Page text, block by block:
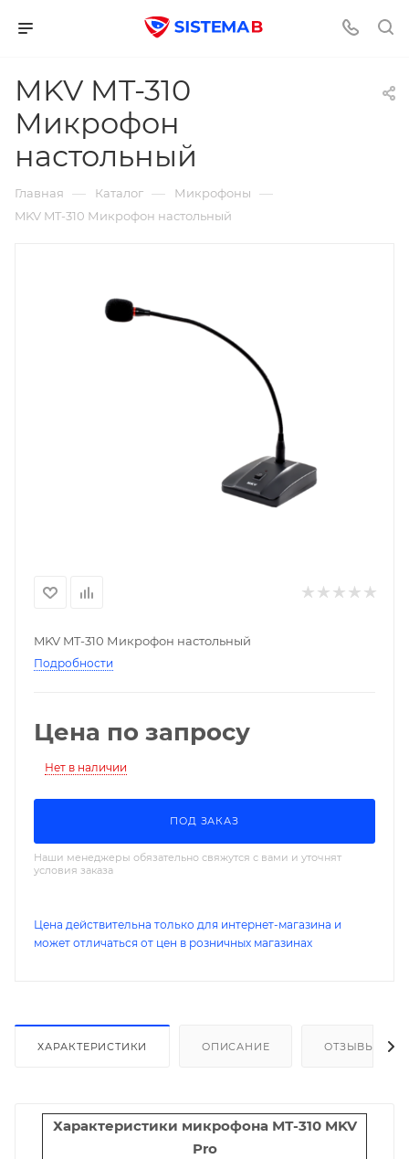
MKV MT-310
Микрофон
настольный
Главная — Каталог — Микрофоны —
MKV MT-310 Микрофон настольный
MKV MT-310 Микрофон настольный
Подробности
Цена по запросу
Нет в наличии
ПОД ЗАКАЗ
Наши менеджеры обязательно свяжутся с вами и уточнят
условия заказа
Цена действительна только для интернет-магазина и
может отличаться от цен в розничных магазинах
ХАРАКТЕРИСТИКИ ОПИСАНИЕ ОТЗЫВЫ
Характеристики микрофона МТ-310 MKV
Pro